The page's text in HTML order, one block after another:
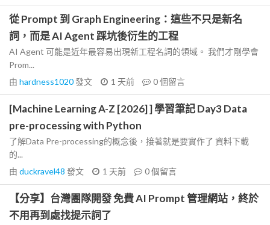
從 Prompt 到 Graph Engineering：這些不只是新名
詞，而是 AI Agent 踩坑後衍生的工程
AI Agent 可能是近年最容易出現新工程名詞的領域。 我們才剛學會
Prom...
由 hardness1020發文 1 天前 0個留言
[Machine Learning A-Z [2026] ] 學習筆記 Day3 Data
pre-processing with Python
了解Data Pre-processing的概念後，接著就是要實作了 資料下載
的...
由 duckravel48 發文 1 天前 0個留言
【分享】台灣團隊開發 免費 AI Prompt 管理網站，終於
不用再到處找提示詞了